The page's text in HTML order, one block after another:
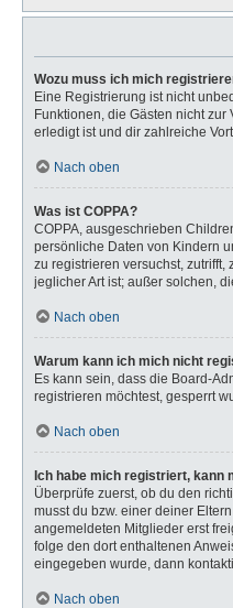
Wozu muss ich mich
Eine Registrierung ist nicht
Funktionen, die Gästen nicht
erledigt ist und dir zahlreiche
Nach oben
Was ist COPPA?
COPPA, ausgeschrieben
persönliche Daten von Kindern
zu registrieren versuchst,
jeglicher Art ist; außer solchen,
Nach oben
Warum kann ich mich nicht
Es kann sein, dass die Board-
registrieren möchtest, gesperrt
Nach oben
Ich habe mich registriert, kann
Überprüfe zuerst, ob du den
musst du bzw. einer deiner
angemeldeten Mitglieder erst
folge den dort enthaltenen
eingegeben wurde, dann
Nach oben